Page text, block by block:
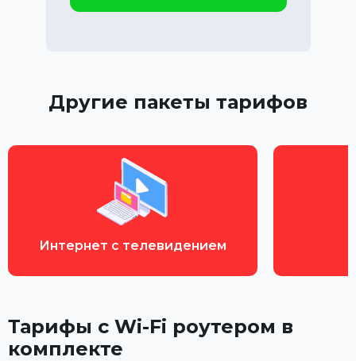
Другие пакеты тарифов
Интернет с телевидением
Тарифы с Wi-Fi роутером в
комплекте